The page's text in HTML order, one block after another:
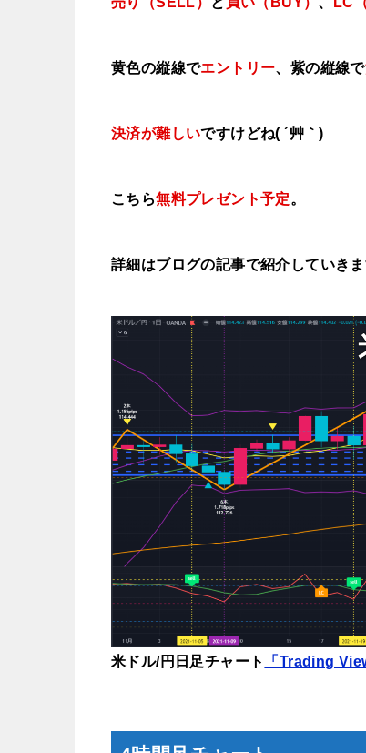
黄色の縦線でエントリー、紫の縦線で
決済が難しいですけどね( ´艸｀)
こちら無料プレゼント予定。
詳細はブログの記事で紹介していきま
米ドル/円日足チャート 「Trading